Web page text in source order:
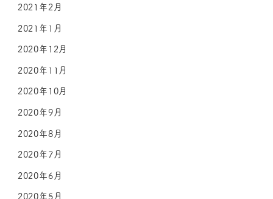
2021年2月
2021年1月
2020年12月
2020年11月
2020年10月
2020年9月
2020年8月
2020年7月
2020年6月
2020年5月